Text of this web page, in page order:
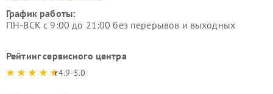
График работы:
ПН-ВСК с 9:00 до 21:00 без перерывов и выходных
Рейтинг сервисного центра
4.9-5.0